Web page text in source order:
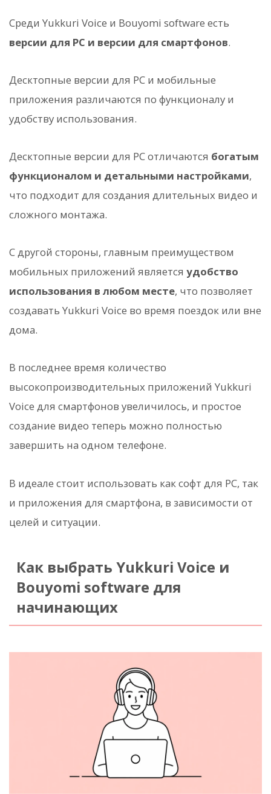
Среди Yukkuri Voice и Bouyomi software есть
версии для PC и версии для смартфонов.
Десктопные версии для PC и мобильные
приложения различаются по функционалу и
удобству использования.
Десктопные версии для PC отличаются богатым
функционалом и детальными настройками,
что подходит для создания длительных видео и
сложного монтажа.
С другой стороны, главным преимуществом
мобильных приложений является удобство
использования в любом месте, что позволяет
создавать Yukkuri Voice во время поездок или вне
дома.
В последнее время количество
высокопроизводительных приложений Yukkuri
Voice для смартфонов увеличилось, и простое
создание видео теперь можно полностью
завершить на одном телефоне.
В идеале стоит использовать как софт для PC, так
и приложения для смартфона, в зависимости от
целей и ситуации.
Как выбрать Yukkuri Voice и
Bouyomi software для
начинающих